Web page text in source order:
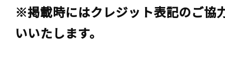
※掲載時にはクレジット表記のご協
いいたします。